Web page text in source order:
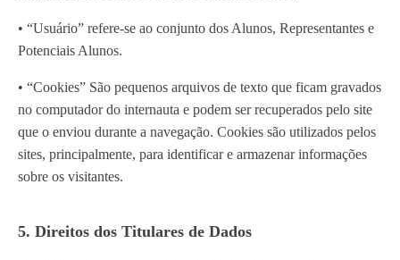
• “Usuário” refere-se ao conjunto dos Alunos, Representantes e
Potenciais Alunos.
• “Cookies” São pequenos arquivos de texto que ficam gravados
no computador do internauta e podem ser recuperados pelo site
que o enviou durante a navegação. Cookies são utilizados pelos
sites, principalmente, para identificar e armazenar informações
sobre os visitantes.
5. Direitos dos Titulares de Dados